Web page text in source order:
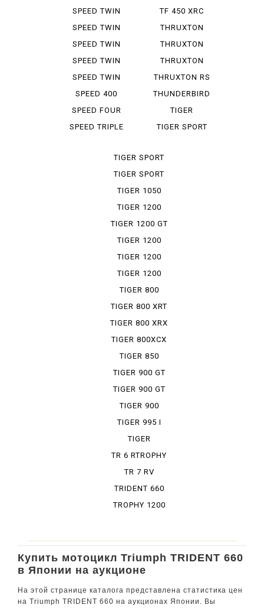
ICONED
SPEED TWIN
SPEED TWIN
1200
SPEED TWIN
1200 RS
SPEED TWIN
900
SPEED TWIN
RS
SPEED 400
SPEED FOUR
SPEED TRIPLE
TF 450 XRC
THRUXTON
THRUXTON
1200
THRUXTON
1200 R
THRUXTON RS
THUNDERBIRD
TIGER
EXPLORER XR
TIGER SPORT
TIGER SPORT
660
TIGER SPORT
800
TIGER 1050
TIGER 1200
TIGER 1200 GT
PRO
TIGER 1200
RALLY
TIGER 1200
RALLY ...
TIGER 1200
XRT
TIGER 800
TIGER 800 XRT
TIGER 800 XRX
TIGER 800XCX
TIGER 850
SPORT
TIGER 900 GT
TIGER 900 GT
PRO
TIGER 900
RALLY PRO
TIGER 995 I
TIGER
EXPLORER
TR 6 RTROPHY
TR 7 RV
TRIDENT 660
TROPHY 1200
Купить мотоцикл Triumph TRIDENT 660
в Японии на аукционе
На этой странице каталога представлена статистика цен
на Triumph TRIDENT 660 на аукционах Японии. Вы